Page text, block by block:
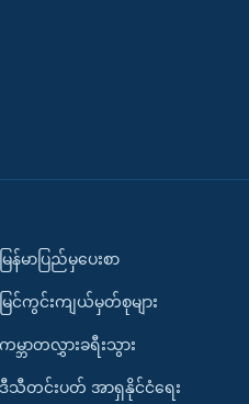
မြန်မာပြည်မှပေးစာ
မြင်ကွင်းကျယ်မှတ်စုများ
ကမ္ဘာတလွှားခရီးသွား
ဒီသီတင်းပတ် အာရှနိုင်ငံရေး